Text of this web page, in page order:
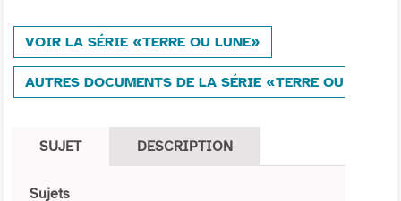
VOIR LA SÉRIE «TERRE OU LUNE»
AUTRES DOCUMENTS DE LA SÉRIE «TERRE OU LUNE»
SUJET DESCRIPTION
Sujets